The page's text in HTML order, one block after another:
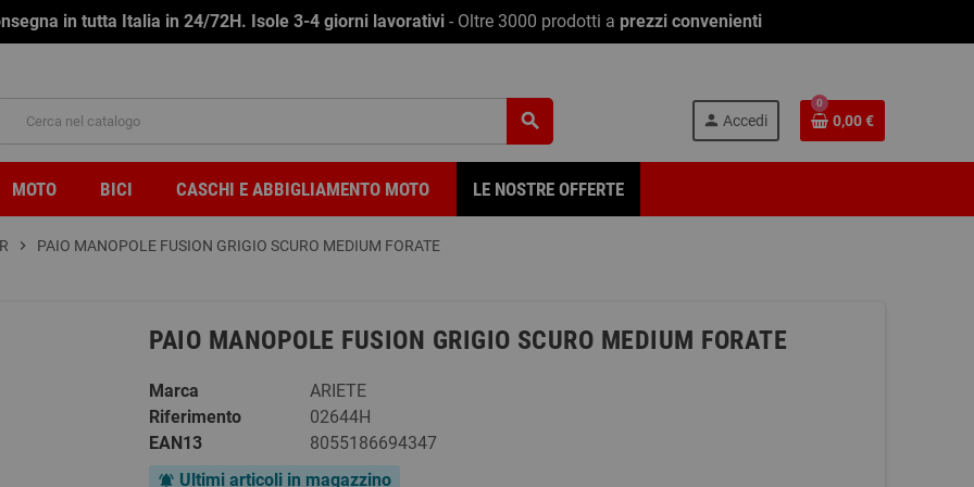
in tutta Italia in 24/72H. Isole 3-4 giorni lavorativi - Oltre 3000 prodotti a prezzi convenienti
search person Accedi
0
0,00 €
MOTO BICI CASCHI E ABBIGLIAMENTO MOTO LE NOSTRE OFFERTE
chevron_right PAIO MANOPOLE FUSION GRIGIO SCURO MEDIUM FORATE
PAIO MANOPOLE FUSION GRIGIO SCURO MEDIUM FORATE
Marca
ARIETE
Riferimento
02644H
EAN13
8055186694347
notifications_active Ultimi articoli in magazzino